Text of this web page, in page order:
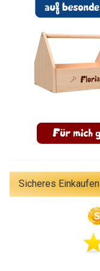
Sicheres Einkaufen